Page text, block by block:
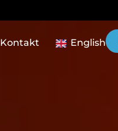
Kontakt English